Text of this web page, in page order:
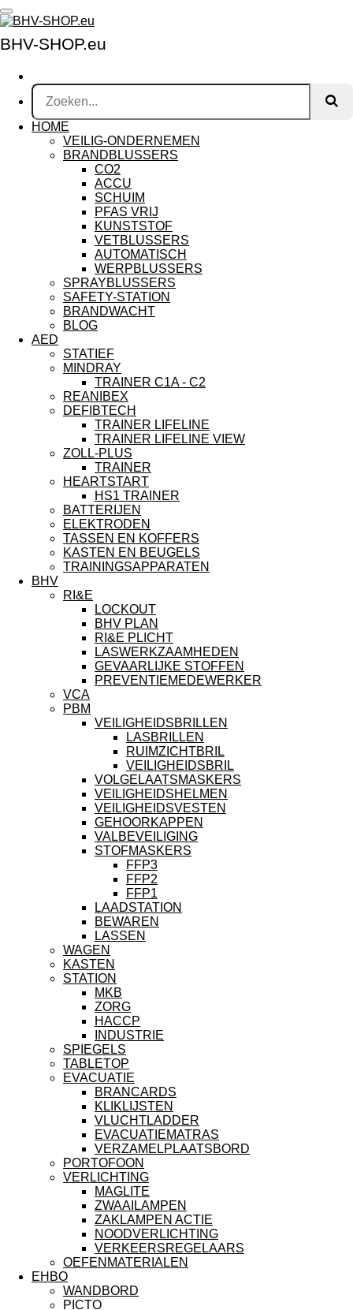
Ga
direct
naar
BHV-SHOP.eu
HOME
VEILIG-ONDERNEMEN
BRANDBLUSSERS
CO2
ACCU
SCHUIM
PFAS VRIJ
KUNSTSTOF
VETBLUSSERS
AUTOMATISCH
WERPBLUSSERS
SPRAYBLUSSERS
SAFETY-STATION
BRANDWACHT
BLOG
AED
STATIEF
MINDRAY
TRAINER C1A - C2
REANIBEX
DEFIBTECH
TRAINER LIFELINE
TRAINER LIFELINE VIEW
ZOLL-PLUS
TRAINER
HEARTSTART
HS1 TRAINER
BATTERIJEN
ELEKTRODEN
TASSEN EN KOFFERS
KASTEN EN BEUGELS
TRAININGSAPPARATEN
BHV
RI&E
LOCKOUT
BHV PLAN
RI&E PLICHT
LASWERKZAAMHEDEN
GEVAARLIJKE STOFFEN
PREVENTIEMEDEWERKER
VCA
PBM
VEILIGHEIDSBRILLEN
LASBRILLEN
RUIMZICHTBRIL
VEILIGHEIDSBRIL
VOLGELAATSMASKERS
VEILIGHEIDSHELMEN
VEILIGHEIDSVESTEN
GEHOORKAPPEN
VALBEVEILIGING
STOFMASKERS
FFP3
FFP2
FFP1
LAADSTATION
BEWAREN
LASSEN
WAGEN
KASTEN
STATION
MKB
ZORG
HACCP
INDUSTRIE
SPIEGELS
TABLETOP
EVACUATIE
BRANCARDS
KLIKLIJSTEN
VLUCHTLADDER
EVACUATIEMATRAS
VERZAMELPLAATSBORD
PORTOFOON
VERLICHTING
MAGLITE
ZWAAILAMPEN
ZAKLAMPEN ACTIE
NOODVERLICHTING
VERKEERSREGELAARS
OEFENMATERIALEN
EHBO
WANDBORD
PICTO